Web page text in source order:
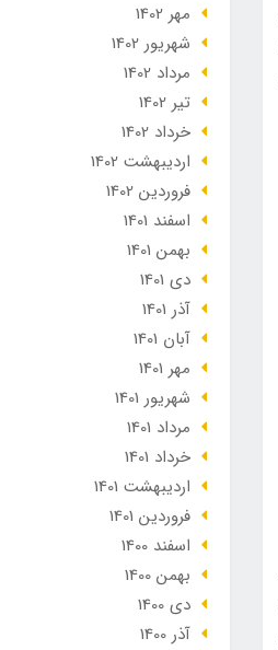
مهر 1402
شهریور 1402
مرداد 1402
تير 1402
خرداد 1402
ارديبهشت 1402
فروردین 1402
اسفند 1401
بهمن 1401
دی 1401
آذر 1401
آبان 1401
مهر 1401
شهریور 1401
مرداد 1401
خرداد 1401
ارديبهشت 1401
فروردین 1401
اسفند 1400
بهمن 1400
دی 1400
آذر 1400